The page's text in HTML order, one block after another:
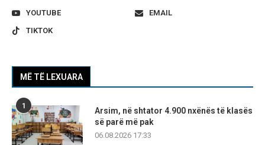
YOUTUBE
EMAIL
TIKTOK
MË TË LEXUARA
1
Arsim, në shtator 4.900 nxënës të klasës
së parë më pak
06.08.2026 17:33